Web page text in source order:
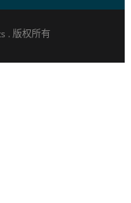
. 版权所有